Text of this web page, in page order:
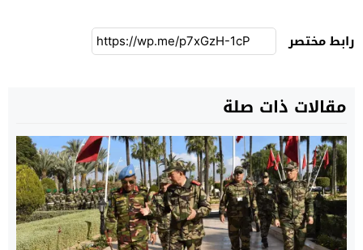
رابط مختصر
مقالات ذات صلة